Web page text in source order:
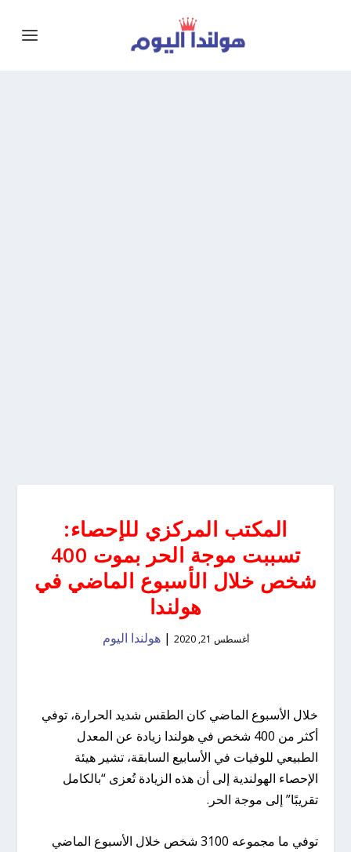
المكتب المركزي للإحصاء:
تسببت موجة الحر بموت 400
شخص خلال الأسبوع الماضي في
هولندا
أغسطس 21, 2020 |هولندا اليوم
خلال الأسبوع الماضي كان الطقس شديد الحرارة، توفي
أكثر من 400 شخص في هولندا زيادة عن المعدل
الطبيعي للوفيات في الأسابيع السابقة، تشير هيئة
الإحصاء الهولندية إلى أن هذه الزيادة تُعزى “بالكامل
تقريبًا” إلى موجة الحر.
توفي ما مجموعه 3100 شخص خلال الأسبوع الماضي